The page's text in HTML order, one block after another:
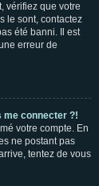
vérifiez que votre
le sont, contactez
été banni. Il est
erreur de
me connecter ?!
votre compte. En
ne postant pas
tentez de vous